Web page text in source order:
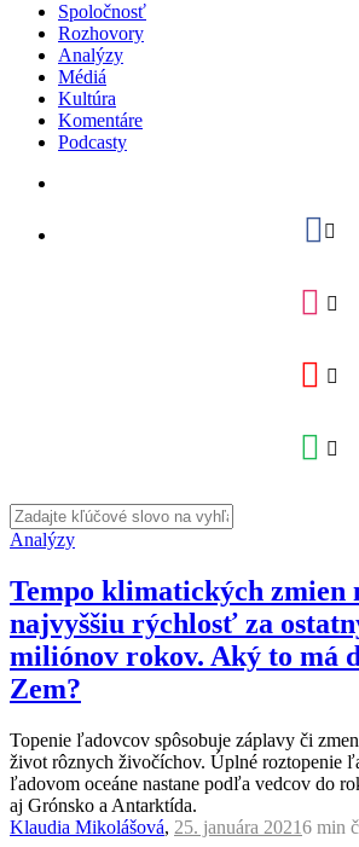
Spoločnosť
Rozhovory
Analýzy
Médiá
Kultúra
Komentáre
Podcasty
Analýzy
Tempo klimatických zmien
najvyššiu rýchlosť za
miliónov rokov. Aký to má
Zem?
Topenie ľadovcov spôsobuje záplavy či
život rôznych živočíchov. Úplné roztopenie
ľadovom oceáne nastane podľa vedcov do
aj Grónsko a Antarktída.
Klaudia Mikolášová, 25. januára 20216 min